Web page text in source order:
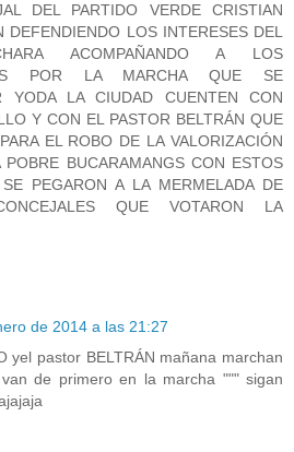
DEL PARTIDO VERDE CRISTIAN
DEFENDIENDO LOS INTERESES DEL
ACOMPAÑANDO A LOS
POR LA MARCHA QUE SE
YODA LA CIUDAD CUENTEN CON
Y CON EL PASTOR BELTRÁN QUE
EL ROBO DE LA VALORIZACIÓN
BUCARAMANGS CON ESTOS
PEGARON A LA MERMELADA DE
QUE VOTARON LA
de 2014 a las 21:27
yel pastor BELTRÁN mañana marchan
de primero en la marcha """ sigan